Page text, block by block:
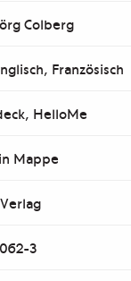
Colberg
Französisch
HelloMe
Mappe
3